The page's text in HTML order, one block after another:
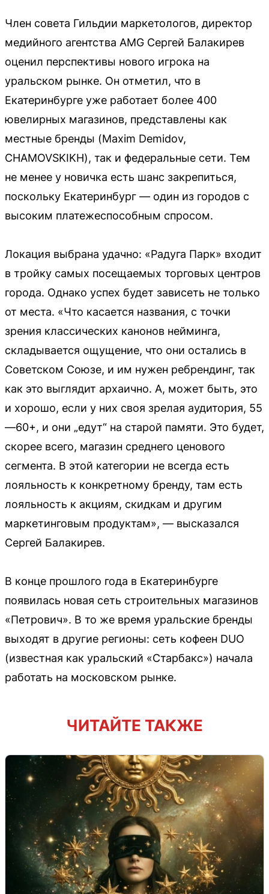
Член совета Гильдии маркетологов, директор
медийного агентства AMG Сергей Балакирев
оценил перспективы нового игрока на
уральском рынке. Он отметил, что в
Екатеринбурге уже работает более 400
ювелирных магазинов, представлены как
местные бренды (Maxim Demidov,
CHAMOVSKIKH), так и федеральные сети. Тем
не менее у новичка есть шанс закрепиться,
поскольку Екатеринбург — один из городов с
высоким платежеспособным спросом.
Локация выбрана удачно: «Радуга Парк» входит
в тройку самых посещаемых торговых центров
города. Однако успех будет зависеть не только
от места. «Что касается названия, с точки
зрения классических канонов нейминга,
складывается ощущение, что они остались в
Советском Союзе, и им нужен ребрендинг, так
как это выглядит архаично. А, может быть, это
и хорошо, если у них своя зрелая аудитория, 55
—60+, и они „едут“ на старой памяти. Это будет,
скорее всего, магазин среднего ценового
сегмента. В этой категории не всегда есть
лояльность к конкретному бренду, там есть
лояльность к акциям, скидкам и другим
маркетинговым продуктам», — высказался
Сергей Балакирев.
В конце прошлого года в Екатеринбурге
появилась новая сеть строительных магазинов
«Петрович». В то же время уральские бренды
выходят в другие регионы: сеть кофеен DUO
(известная как уральский «Старбакс») начала
работать на московском рынке.
ЧИТАЙТЕ ТАКЖЕ